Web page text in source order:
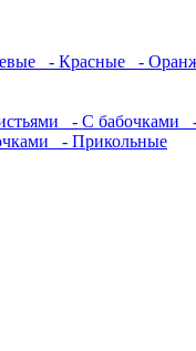
- Красные -
- С бабочками
- Прикольные